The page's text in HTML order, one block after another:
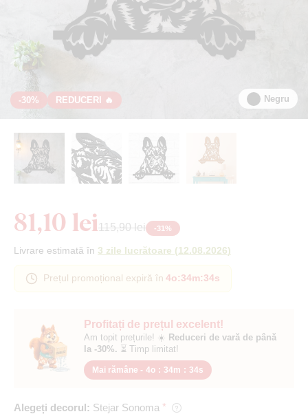
-30% REDUCERI 🔥 Negru
Profitați de prețul excelent!
Am topit prețurile! ☀️ Reduceri de vară de până
la -30%. ⏳ Timp limitat!
Mai rămâne - 4o : 34m : 33s
Alegeți decorul: Stejar Sonoma
81,10 lei115,90 lei -31%
Livrare estimată în 3 zile lucrătoare (12.08.2026)
Prețul promoțional expiră în 4o:34m:33s